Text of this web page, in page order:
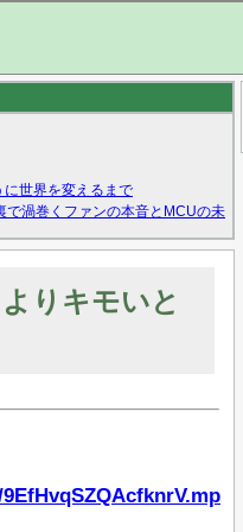
世界を変えるまで
で渦巻くファンの本音とMCUの未
りキモいと